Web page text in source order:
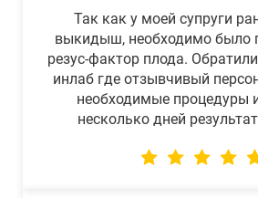
Так как у моей супруги
выкидыш, необходимо было
резус-фактор плода.
инлаб где отзывчивый
необходимые процедуры
несколько дней